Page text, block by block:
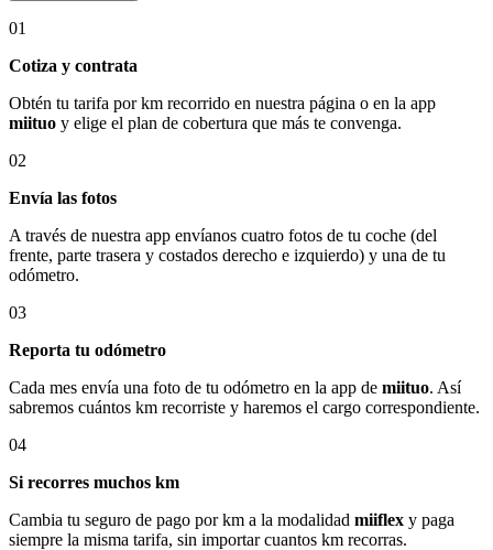
01
Cotiza y contrata
Obtén tu tarifa por km recorrido en nuestra página o en la app
miituo y elige el plan de cobertura que más te convenga.
02
Envía las fotos
A través de nuestra app envíanos cuatro fotos de tu coche (del
frente, parte trasera y costados derecho e izquierdo) y una de tu
odómetro.
03
Reporta tu odómetro
Cada mes envía una foto de tu odómetro en la app de miituo. Así
sabremos cuántos km recorriste y haremos el cargo correspondiente.
04
Si recorres muchos km
Cambia tu seguro de pago por km a la modalidad miiflex y paga
siempre la misma tarifa, sin importar cuantos km recorras.